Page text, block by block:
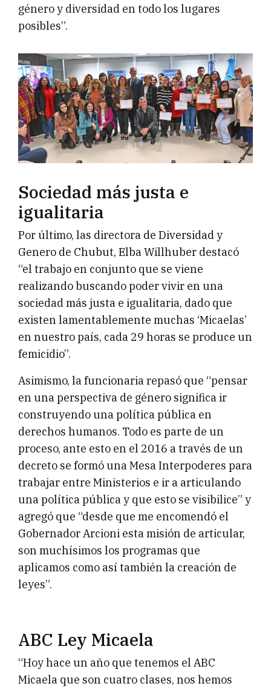
género y diversidad en todo los lugares
posibles”.
Sociedad más justa e
igualitaria
Por último, las directora de Diversidad y
Genero de Chubut, Elba Willhuber destacó
“el trabajo en conjunto que se viene
realizando buscando poder vivir en una
sociedad más justa e igualitaria, dado que
existen lamentablemente muchas ‘Micaelas’
en nuestro país, cada 29 horas se produce un
femicidio”.
Asimismo, la funcionaria repasó que “pensar
en una perspectiva de género significa ir
construyendo una política pública en
derechos humanos. Todo es parte de un
proceso, ante esto en el 2016 a través de un
decreto se formó una Mesa Interpoderes para
trabajar entre Ministerios e ir a articulando
una política pública y que esto se visibilice” y
agregó que “desde que me encomendó el
Gobernador Arcioni esta misión de articular,
son muchísimos los programas que
aplicamos como así también la creación de
leyes”.
ABC Ley Micaela
“Hoy hace un año que tenemos el ABC
Micaela que son cuatro clases, nos hemos